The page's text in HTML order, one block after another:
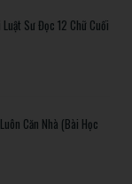
Sư Đọc 12 Chữ Cuối
Căn Nhà (Bài Học